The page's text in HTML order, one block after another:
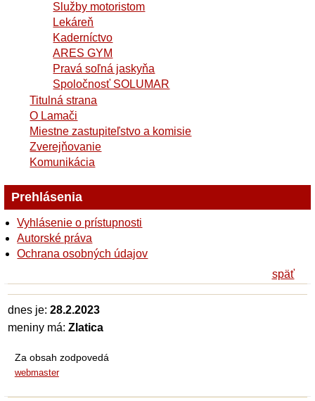
Služby motoristom
Lekáreň
Kaderníctvo
ARES GYM
Pravá soľná jaskyňa
Spoločnosť SOLUMAR
Titulná strana
O Lamači
Miestne zastupiteľstvo a komisie
Zverejňovanie
Komunikácia
Prehlásenia
Vyhlásenie o prístupnosti
Autorské práva
Ochrana osobných údajov
späť
dnes je: 28.2.2023
meniny má: Zlatica
Za obsah zodpovedá
webmaster